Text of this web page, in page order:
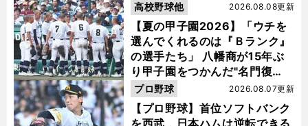
【夏の甲子園2026】「ウチを
選んでくれるのは『Ｂランク』
の選手たち」 八幡商が15年ぶ
り甲子園をつかんだ"名門復
活"の舞台裏
2026.08.08更新
高校野球他
【プロ野球】首位ソフトバンク
2026.08.07更新
プロ野球